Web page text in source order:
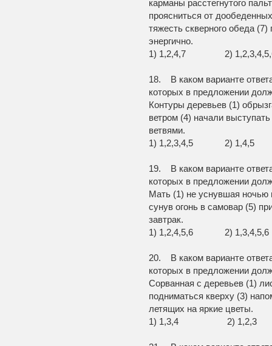
карманы расстегнутого
проясниться от
тяжесть скверного обеда
энергично.
1) 1,2,4,7 2)
18. В каком варианте
которых в предложении
Контуры деревьев (1)
ветром (4) начали
ветвями.
1) 1,2,3,4,5 2)
19. В каком варианте
которых в предложении
Мать (1) не уснувшая ночью
сунув огонь в самовар (5)
завтрак.
1) 1,2,4,5,6 2)
20. В каком варианте
которых в предложении
Сорванная с деревьев (1)
подниматься кверху (3)
летящих на яркие цветы.
1) 1,3,4 2)